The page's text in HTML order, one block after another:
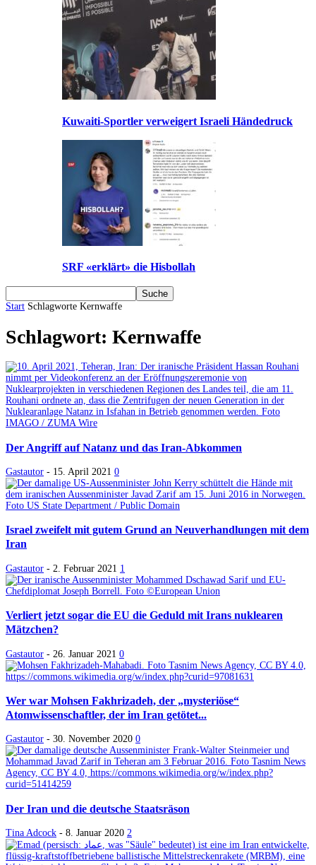
Kuwaiti-Sportler verweigert Israeli Händedruck
SRF «erklärt» die Hisbollah
Start Schlagworte Kernwaffe
Schlagwort: Kernwaffe
Der Angriff auf Natanz und das Iran-Abkommen
Gastautor - 15. April 2021 0
Israel zweifelt mit gutem Grund an Neuverhandlungen mit dem
Iran
Gastautor - 2. Februar 2021 1
Verliert jetzt sogar die EU die Geduld mit Irans nuklearen
Mätzchen?
Gastautor - 26. Januar 2021 0
Wer war Mohsen Fakhrizadeh, der „mysteriöse“
Atomwissenschaftler, der im Iran getötet...
Gastautor - 30. November 2020 0
Der Iran und die deutsche Staatsräson
Tina Adcock - 8. Januar 2020 2